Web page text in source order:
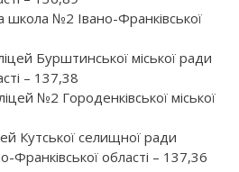
школа №2 Івано-Франківської
Бурштинської міської ради
– 137,38
№2 Городенківської міської
Кутської селищної ради
Франківської області – 137,36